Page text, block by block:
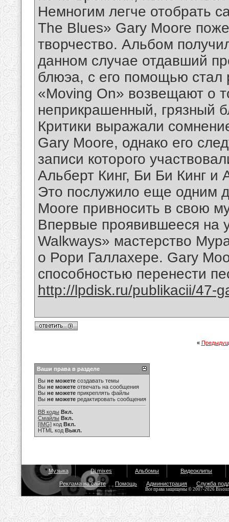
Немногим легче отобрать
The Blues» Gary Moore
творчество. Альбом
данном случае отдавший
блюэа, с его помощью стал
«Moving On» возвещают о
неприкрашенный, грязный
Критики выражали
Gary Moore, однако его
записи которого
Альберт Кинг, Би Би Кинг и
Это послужило еще одним
Moore привносить в свою
Впервые проявившееся на
Walkways» мастерство
о Рори Галлахере. Gary
способностью перенести
http://lpdisk.ru/publikacii/47-
«
Ваши права в разделе
Вы не можете создавать темы
Вы не можете отвечать на сообщения
Вы не можете прикреплять файлы
Вы не можете редактировать сообщения
BB коды Вкл.
Смайлы Вкл.
[IMG] код Вкл.
HTML код Выкл.
Музыка Dj mixes Альбомы Видеоклипы
Реклама на сайте Помощь Администрация Служба
Все права защищены © 2007-2026